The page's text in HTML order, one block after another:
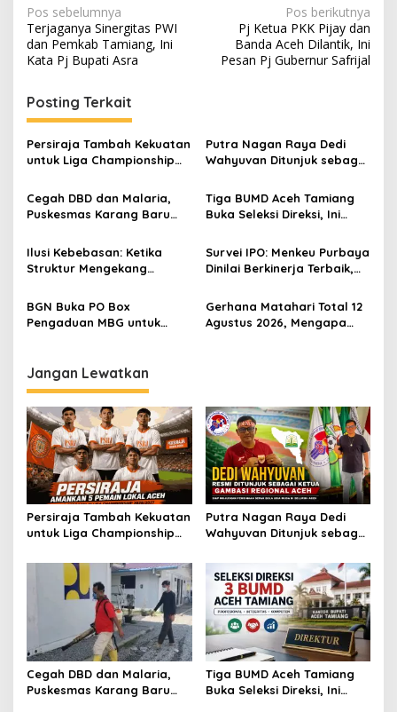
N
a
v
i
g
a
s
i
p
s
Pos sebelumnya
Terjaganya Sinergitas PWI
dan Pemkab Tamiang, Ini
Kata Pj Bupati Asra
Pos berikutnya
Pj Ketua PKK Pijay dan
Banda Aceh Dilantik, Ini
Pesan Pj Gubernur Safrijal
Posting Terkait
Persiraja Tambah Kekuatan
untuk Liga Championship
Lokal Aceh Resmi Dikontrak
Putra Nagan Raya Dedi
Wahyuvan Ditunjuk sebagai
Aceh
Cegah DBD dan Malaria,
Puskesmas Karang Baru
Tiga BUMD Aceh Tamiang
Buka Seleksi Direksi, Ini
Pendaftarannya
Ilusi Kebebasan: Ketika
Struktur Mengekang
Survei IPO: Menkeu Purbaya
Dinilai Berkinerja Terbaik,
Tiga Besar
BGN Buka PO Box
Pengaduan MBG untuk
Gerhana Matahari Total 12
Agustus 2026, Mengapa
Jangan Lewatkan
Persiraja Tambah Kekuatan
untuk Liga Championship
Lokal Aceh Resmi Dikontrak
Putra Nagan Raya Dedi
Wahyuvan Ditunjuk sebagai
Aceh
Cegah DBD dan Malaria,
Puskesmas Karang Baru
Tiga BUMD Aceh Tamiang
Buka Seleksi Direksi, Ini